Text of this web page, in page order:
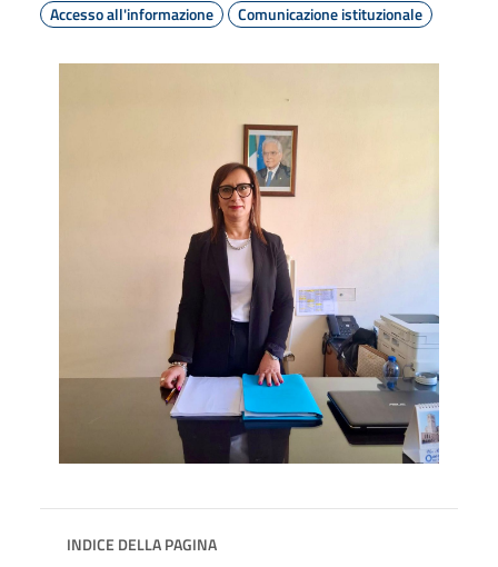
Accesso all'informazione
Comunicazione istituzionale
INDICE DELLA PAGINA